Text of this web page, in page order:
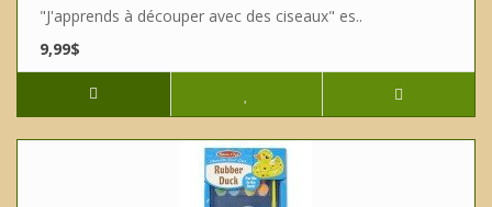
"J'apprends à découper avec des ciseaux" es..
9,99$